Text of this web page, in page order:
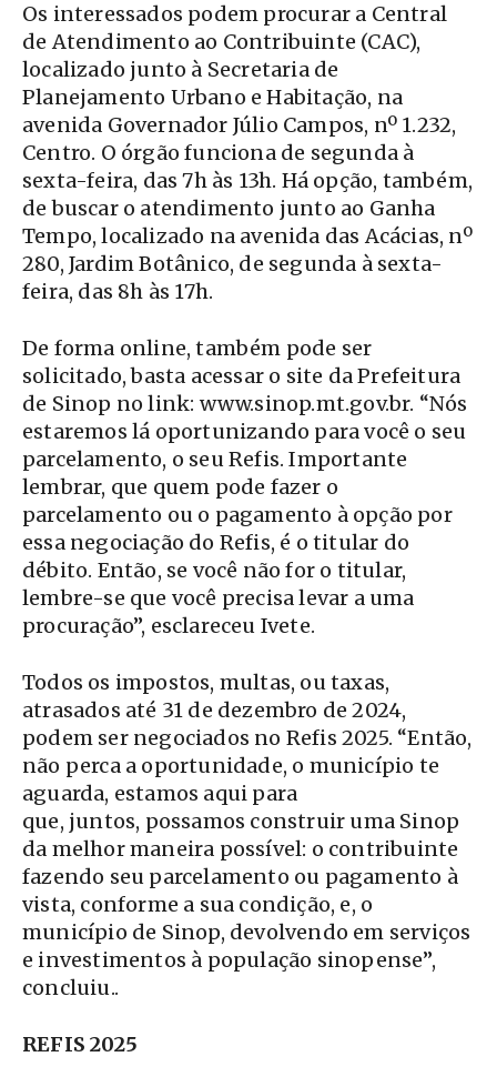
Os interessados podem procurar a Central
de Atendimento ao Contribuinte (CAC),
localizado junto à Secretaria de
Planejamento Urbano e Habitação, na
avenida Governador Júlio Campos, nº 1.232,
Centro. O órgão funciona de segunda à
sexta-feira, das 7h às 13h. Há opção, também,
de buscar o atendimento junto ao Ganha
Tempo, localizado na avenida das Acácias, nº
280, Jardim Botânico, de segunda à sexta-
feira, das 8h às 17h.
De forma online, também pode ser
solicitado, basta acessar o site da Prefeitura
de Sinop no link: www.sinop.mt.gov.br. “Nós
estaremos lá oportunizando para você o seu
parcelamento, o seu Refis. Importante
lembrar, que quem pode fazer o
parcelamento ou o pagamento à opção por
essa negociação do Refis, é o titular do
débito. Então, se você não for o titular,
lembre-se que você precisa levar a uma
procuração”, esclareceu Ivete.
Todos os impostos, multas, ou taxas,
atrasados até 31 de dezembro de 2024,
podem ser negociados no Refis 2025. “Então,
não perca a oportunidade, o município te
aguarda, estamos aqui para
que, juntos, possamos construir uma Sinop
da melhor maneira possível: o contribuinte
fazendo seu parcelamento ou pagamento à
vista, conforme a sua condição, e, o
município de Sinop, devolvendo em serviços
e investimentos à população sinopense”,
concluiu..
REFIS 2025